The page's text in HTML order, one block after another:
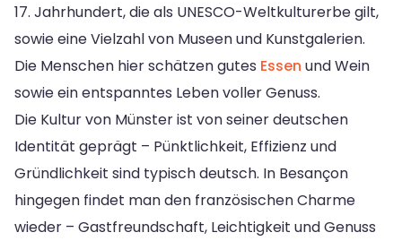
17. Jahrhundert, die als UNESCO-Weltkulturerbe gilt,
sowie eine Vielzahl von Museen und Kunstgalerien.
Die Menschen hier schätzen gutes Essen und Wein
sowie ein entspanntes Leben voller Genuss.
Die Kultur von Münster ist von seiner deutschen
Identität geprägt – Pünktlichkeit, Effizienz und
Gründlichkeit sind typisch deutsch. In Besançon
hingegen findet man den französischen Charme
wieder – Gastfreundschaft, Leichtigkeit und Genuss